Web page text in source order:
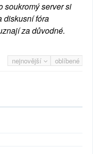
soukromý server si
diskusní fóra
za důvodné.
nejnovější oblíbené